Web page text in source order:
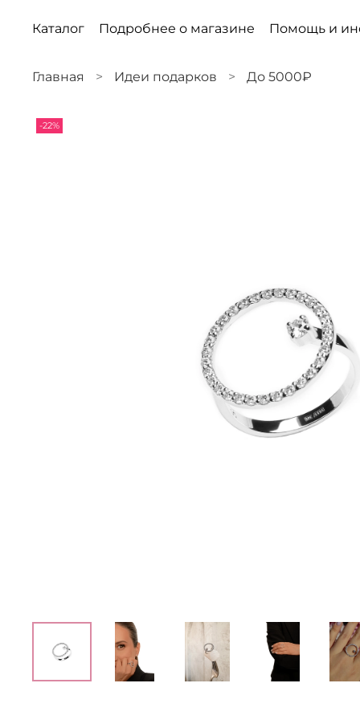
Каталог Подробнее о магазине Помощь и
Главная Идеи подарков До 5000₽
-22%